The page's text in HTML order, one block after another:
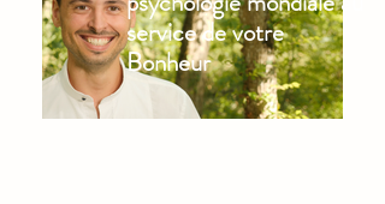
service de votre
Bonheur